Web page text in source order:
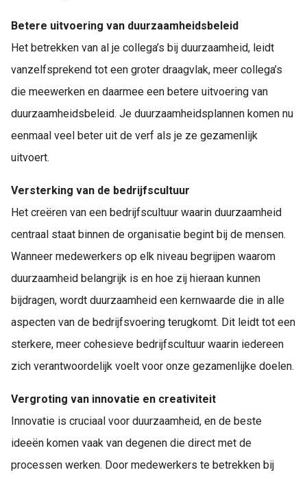
Betere uitvoering van duurzaamheidsbeleid
Het betrekken van al je collega’s bij duurzaamheid, leidt
vanzelfsprekend tot een groter draagvlak, meer collega’s
die meewerken en daarmee een betere uitvoering van
duurzaamheidsbeleid. Je duurzaamheidsplannen komen nu
eenmaal veel beter uit de verf als je ze gezamenlijk
uitvoert.
Versterking van de bedrijfscultuur
Het creëren van een bedrijfscultuur waarin duurzaamheid
centraal staat binnen de organisatie begint bij de mensen.
Wanneer medewerkers op elk niveau begrijpen waarom
duurzaamheid belangrijk is en hoe zij hieraan kunnen
bijdragen, wordt duurzaamheid een kernwaarde die in alle
aspecten van de bedrijfsvoering terugkomt. Dit leidt tot een
sterkere, meer cohesieve bedrijfscultuur waarin iedereen
zich verantwoordelijk voelt voor onze gezamenlijke doelen.
Vergroting van innovatie en creativiteit
Innovatie is cruciaal voor duurzaamheid, en de beste
ideeën komen vaak van degenen die direct met de
processen werken. Door medewerkers te betrekken bij